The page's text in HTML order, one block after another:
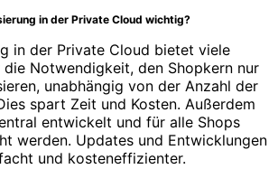
in der Private Cloud wichtig?
in der Private Cloud bietet viele
Notwendigkeit, den Shopkern nur
unabhängig von der Anzahl der
spart Zeit und Kosten. Außerdem
entwickelt und für alle Shops
werden. Updates und Entwicklungen
und kosteneffizienter.